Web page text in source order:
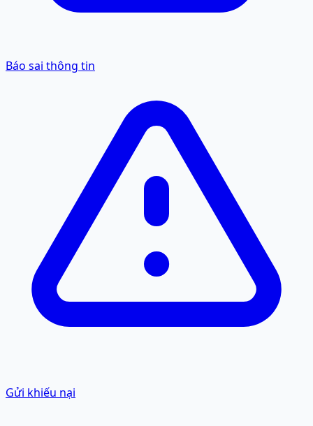
Báo sai thông tin
Gửi khiếu nại